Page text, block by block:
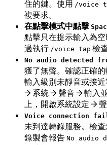
住的鍵。使用 /voice
複要求。
在點擊模式中點擊
點擊只在提示輸入為
過執行 /voice tap 檢
No audio detected
獲了無聲。確認正確
輸入級別未靜音或接
→ 系統 → 聲音 → 輸入
上，開啟系統設定 →
Voice connection
未到達轉錄服務。檢
錄製會報告 No audio